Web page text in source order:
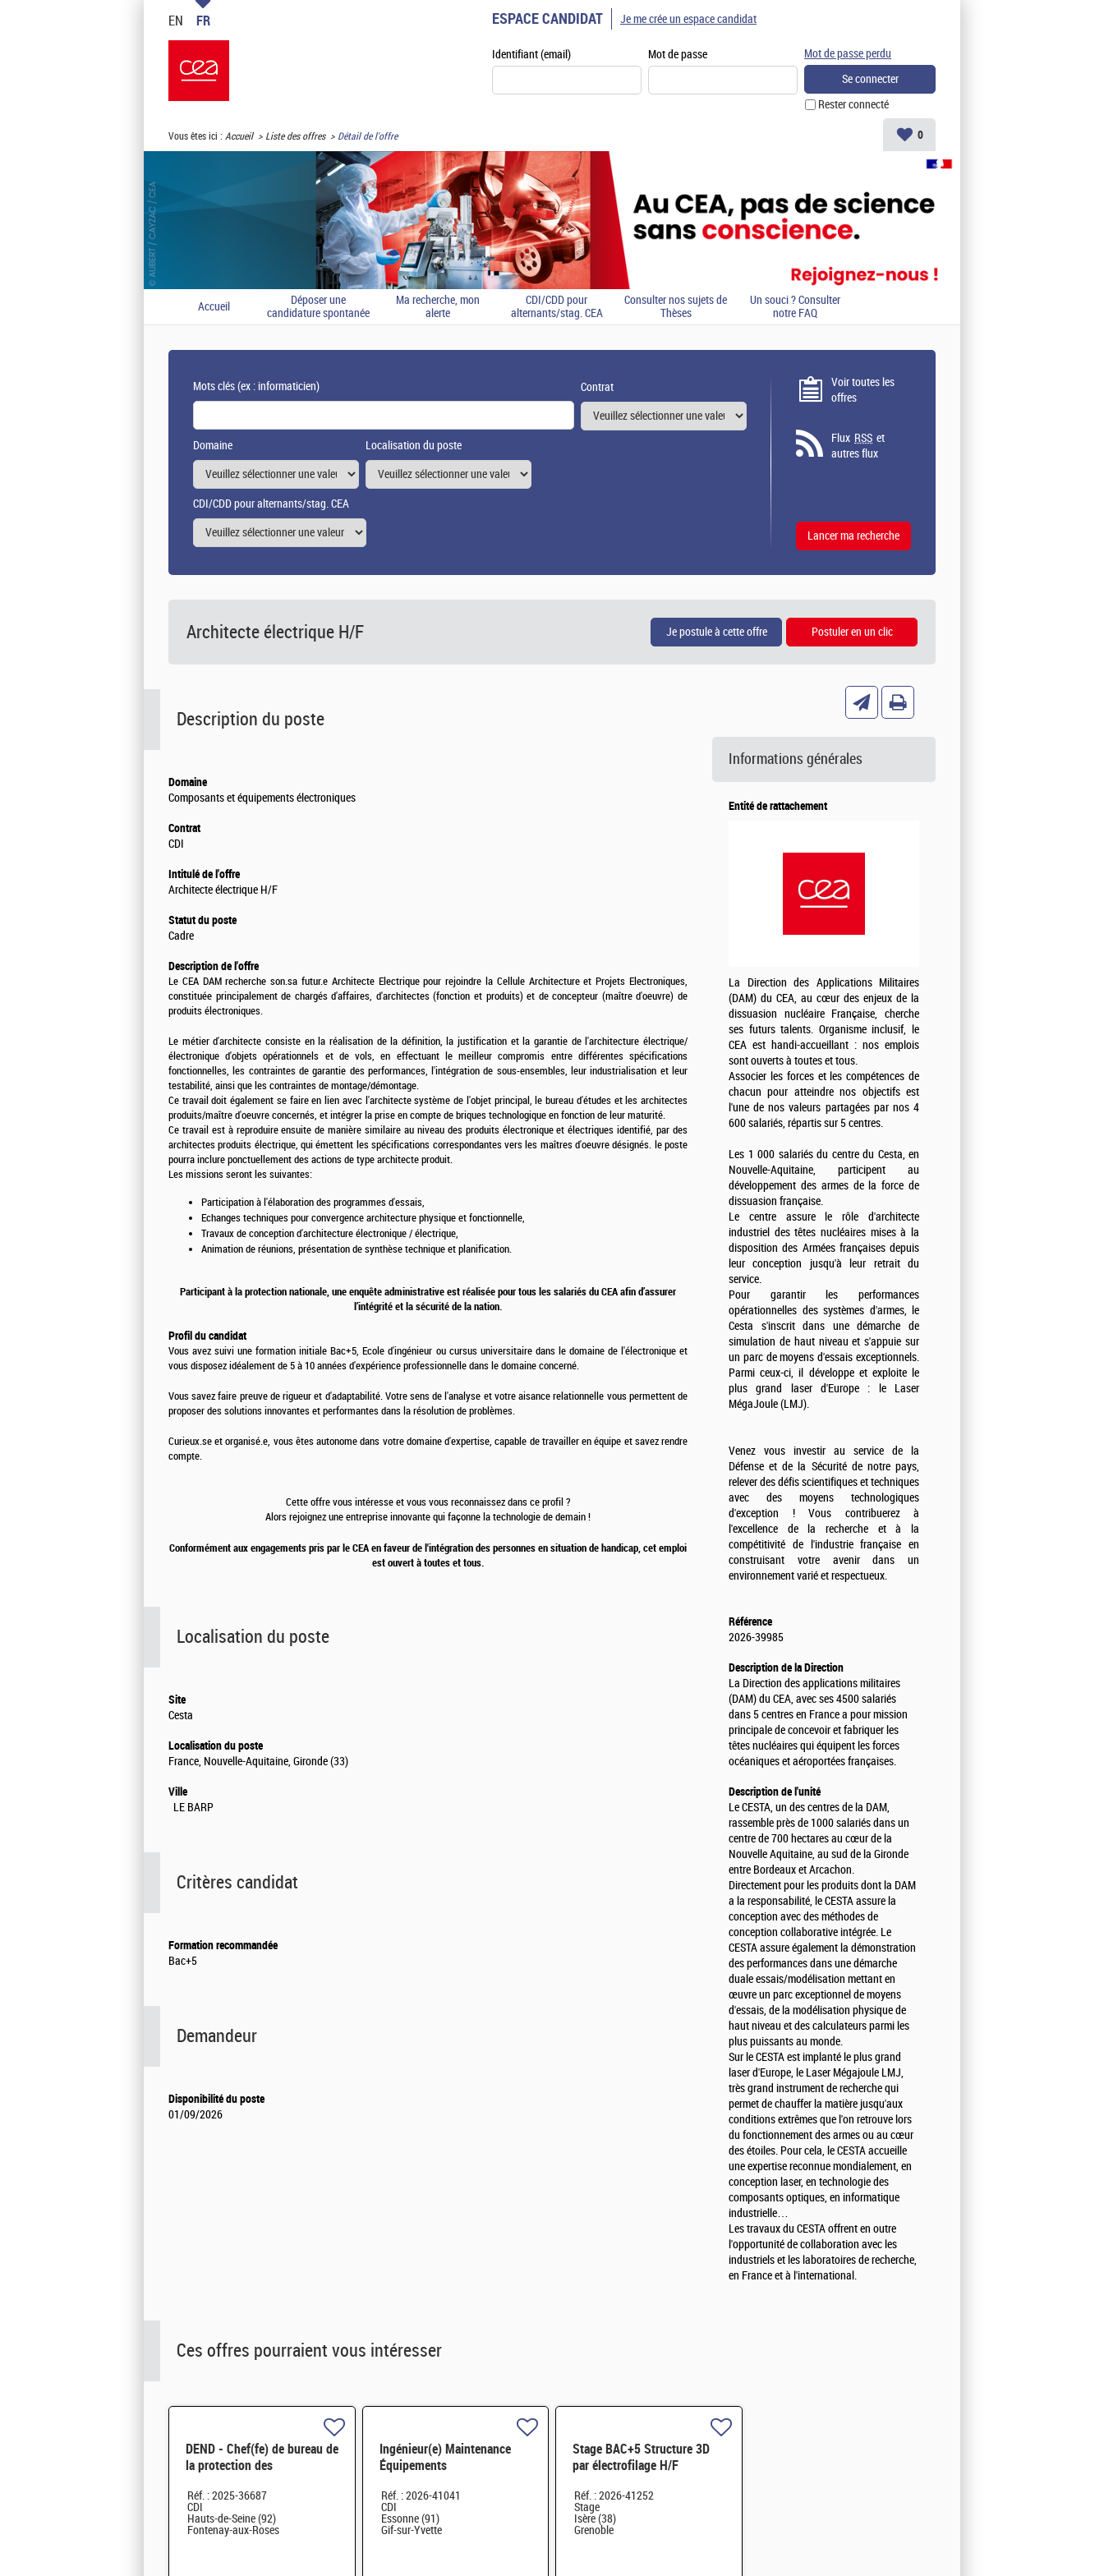
EN FR ESPACE CANDIDAT
Identifiant (email) Mot de passe
Rester connecté
Mot de passe perdu
Je me crée un espace candidat
Vous êtes ici : Accueil Liste des offres Détail de l'offre 0
Accueil
Déposer une
candidature spontanée
Ma recherche, mon
alerte
CDI/CDD pour
alternants/stag. CEA
Consulter nos sujets de
Thèses
Un souci ? Consulter
notre FAQ
Mots clés(ex : informaticien) Contrat
Domaine Localisation du poste
CDI/CDD pour alternants/stag. CEA
Voir toutes les
offres
Flux RSS et
autres flux
Architecte électrique H/F
Description du poste
Domaine
Composants et équipements électroniques
Contrat
CDI
Intitulé de l'offre
Architecte électrique H/F
Statut du poste
Cadre
Description de l'offre
Le CEA DAM recherche son.sa futur.e Architecte Electrique pour rejoindre la Cellule Architecture et Projets Electroniques,
constituée principalement de chargés d'affaires, d'architectes (fonction et produits) et de concepteur (maître d'oeuvre) de
produits électroniques.
Le métier d'architecte consiste en la réalisation de la définition, la justification et la garantie de l'architecture électrique/
électronique d'objets opérationnels et de vols, en effectuant le meilleur compromis entre différentes spécifications
fonctionnelles, les contraintes de garantie des performances, l'intégration de sous-ensembles, leur industrialisation et leur
testabilité, ainsi que les contraintes de montage/démontage.
Ce travail doit également se faire en lien avec l'architecte système de l'objet principal, le bureau d'études et les architectes
produits/maître d'oeuvre concernés, et intégrer la prise en compte de briques technologique en fonction de leur maturité.
Ce travail est à reproduire ensuite de manière similaire au niveau des produits électronique et électriques identifié, par des
architectes produits électrique, qui émettent les spécifications correspondantes vers les maîtres d'oeuvre désignés. le poste
pourra inclure ponctuellement des actions de type architecte produit.
Les missions seront les suivantes:
Participation à l'élaboration des programmes d'essais,
Echanges techniques pour convergence architecture physique et fonctionnelle,
Travaux de conception d'architecture électronique / électrique,
Animation de réunions, présentation de synthèse technique et planification.
Participant à la protection nationale, une enquête administrative est réalisée pour tous les salariés du CEA afin d’assurer
l’intégrité et la sécurité de la nation.
Profil du candidat
Vous avez suivi une formation initiale Bac+5, Ecole d'ingénieur ou cursus universitaire dans le domaine de l'électronique et
vous disposez idéalement de 5 à 10 années d'expérience professionnelle dans le domaine concerné.
Vous savez faire preuve de rigueur et d'adaptabilité. Votre sens de l'analyse et votre aisance relationnelle vous permettent de
proposer des solutions innovantes et performantes dans la résolution de problèmes.
Curieux.se et organisé.e, vous êtes autonome dans votre domaine d'expertise, capable de travailler en équipe et savez rendre
compte.
Cette offre vous intéresse et vous vous reconnaissez dans ce profil ?
Alors rejoignez une entreprise innovante qui façonne la technologie de demain !
Conformément aux engagements pris par le CEA en faveur de l'intégration des personnes en situation de handicap, cet emploi
est ouvert à toutes et tous.
Localisation du poste
Site
Cesta
Localisation du poste
France, Nouvelle-Aquitaine, Gironde (33)
Ville
LE BARP
Critères candidat
Formation recommandée
Bac+5
Demandeur
Disponibilité du poste
01/09/2026
Informations générales
Entité de rattachement
La Direction des Applications Militaires
(DAM) du CEA, au cœur des enjeux de la
dissuasion nucléaire Française, cherche
ses futurs talents. Organisme inclusif, le
CEA est handi-accueillant : nos emplois
sont ouverts à toutes et tous.
Associer les forces et les compétences de
chacun pour atteindre nos objectifs est
l'une de nos valeurs partagées par nos 4
600 salariés, répartis sur 5 centres.
Les 1 000 salariés du centre du Cesta, en
Nouvelle-Aquitaine, participent au
développement des armes de la force de
dissuasion française.
Le centre assure le rôle d'architecte
industriel des têtes nucléaires mises à la
disposition des Armées françaises depuis
leur conception jusqu'à leur retrait du
service.
Pour garantir les performances
opérationnelles des systèmes d'armes, le
Cesta s'inscrit dans une démarche de
simulation de haut niveau et s'appuie sur
un parc de moyens d'essais exceptionnels.
Parmi ceux-ci, il développe et exploite le
plus grand laser d'Europe : le Laser
MégaJoule (LMJ).
Venez vous investir au service de la
Défense et de la Sécurité de notre pays,
relever des défis scientifiques et techniques
avec des moyens technologiques
d'exception ! Vous contribuerez à
l'excellence de la recherche et à la
compétitivité de l'industrie française en
construisant votre avenir dans un
environnement varié et respectueux.
Référence
2026-39985
Description de la Direction
La Direction des applications militaires
(DAM) du CEA, avec ses 4500 salariés
dans 5 centres en France a pour mission
principale de concevoir et fabriquer les
têtes nucléaires qui équipent les forces
océaniques et aéroportées françaises.
Description de l'unité
Le CESTA, un des centres de la DAM,
rassemble près de 1000 salariés dans un
centre de 700 hectares au cœur de la
Nouvelle Aquitaine, au sud de la Gironde
entre Bordeaux et Arcachon.
Directement pour les produits dont la DAM
a la responsabilité, le CESTA assure la
conception avec des méthodes de
conception collaborative intégrée. Le
CESTA assure également la démonstration
des performances dans une démarche
duale essais/modélisation mettant en
œuvre un parc exceptionnel de moyens
d'essais, de la modélisation physique de
haut niveau et des calculateurs parmi les
plus puissants au monde.
Sur le CESTA est implanté le plus grand
laser d'Europe, le Laser Mégajoule LMJ,
très grand instrument de recherche qui
permet de chauffer la matière jusqu'aux
conditions extrêmes que l'on retrouve lors
du fonctionnement des armes ou au cœur
des étoiles. Pour cela, le CESTA accueille
une expertise reconnue mondialement, en
conception laser, en technologie des
composants optiques, en informatique
industrielle…
Les travaux du CESTA offrent en outre
l'opportunité de collaboration avec les
industriels et les laboratoires de recherche,
en France et à l'international.
Ces offres pourraient vous intéresser
DEND - Chef(fe) de bureau de
la protection des
cycle du combustible H/F
Réf. : 2025-36687
CDI
Hauts-de-Seine (92)
Fontenay-aux-Roses
Ingénieur(e) Maintenance
Équipements
Réf. : 2026-41041
CDI
Essonne (91)
Gif-sur-Yvette
Stage BAC+5 Structure 3D
par électrofilage H/F
Réf. : 2026-41252
Stage
Isère (38)
Grenoble